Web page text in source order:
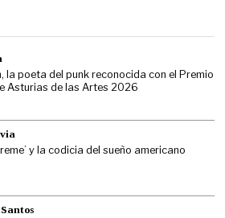
la poeta del punk reconocida con el Premio
Asturias de las Artes 2026
y la codicia del sueño americano